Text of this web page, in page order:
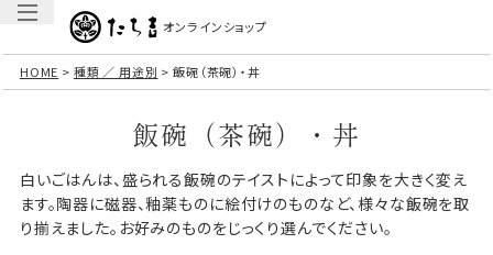
オンラインショップ
HOME 種類 ／ 用途別 飯碗（茶碗）・丼
飯碗（茶碗）・丼
白いごはんは、盛られる飯碗のテイストによって印象を大きく変え
ます。陶器に磁器、釉薬ものに絵付けのものなど、様々な飯碗を取
り揃えました。お好みのものをじっくり選んでください。